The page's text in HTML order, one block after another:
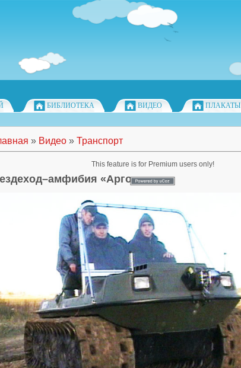
БИБЛИОТЕКА ВИДЕО ПЛАКАТЫ
» Видео » Транспорт
«Арго»
This feature is for Premium users only!